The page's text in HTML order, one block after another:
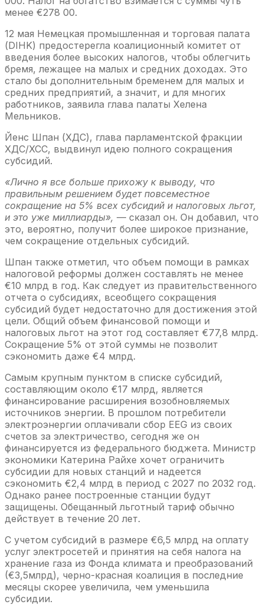
менее €278 00.
12 мая Немецкая промышленная и торговая палата
(DIHK) предостерегла коалиционный комитет от
введения более высоких налогов, чтобы облегчить
бремя, лежащее на малых и средних доходах. Это
стало бы дополнительным бременем для малых и
средних предприятий, а значит, и для многих
работников, заявила глава палаты Хелена
Мельников.
Йенс Шпан (ХДС), глава парламентской фракции
ХДС/ХСС, выдвинул идею полного сокращения
субсидий.
«Лично я все больше прихожу к выводу, что
правильным решением будет повсеместное
сокращение на 5% всех субсидий и налоговых льгот,
и это уже миллиарды», — сказал он. Он добавил, что
это, вероятно, получит более широкое признание,
чем сокращение отдельных субсидий.
Шпан также отметил, что объем помощи в рамках
налоговой реформы должен составлять не менее
€10 млрд в год. Как следует из правительственного
отчета о субсидиях, всеобщего сокращения
субсидий будет недостаточно для достижения этой
цели. Общий объем финансовой помощи и
налоговых льгот на этот год составляет €77,8 млрд.
Сокращение 5% от этой суммы не позволит
сэкономить даже €4 млрд.
Самым крупным пунктом в списке субсидий,
составляющим около €17 млрд, является
финансирование расширения возобновляемых
источников энергии. В прошлом потребители
электроэнергии оплачивали сбор EEG из своих
счетов за электричество, сегодня же он
финансируется из федерального бюджета. Министр
экономики Катерина Райхе хочет ограничить
субсидии для новых станций и надеется
сэкономить €2,4 млрд в период с 2027 по 2032 год.
Однако ранее построенные станции будут
защищены. Обещанный льготный тариф обычно
действует в течение 20 лет.
С учетом субсидий в размере €6,5 млрд на оплату
услуг электросетей и принятия на себя налога на
хранение газа из Фонда климата и преобразований
(€3,5млрд), черно-красная коалиция в последние
месяцы скорее увеличила, чем уменьшила
субсидии.